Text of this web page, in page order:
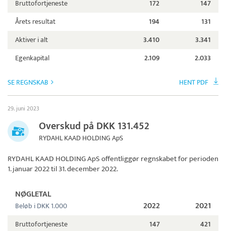
Bruttofortjeneste 172
147
Årets resultat
194
131
Aktiver i alt
3.410
3.341
Egenkapital
2.109 2.033
SE REGNSKAB HENT PDF
29. juni 2023
Overskud på DKK 131.452
RYDAHL KAAD HOLDING ApS
RYDAHL KAAD HOLDING ApSoffentliggør regnskabet for perioden
1. januar 2022 til 31. december 2022.
NØGLETAL
Beløb i DKK 1.000 2022 2021
Bruttofortjeneste 147
421